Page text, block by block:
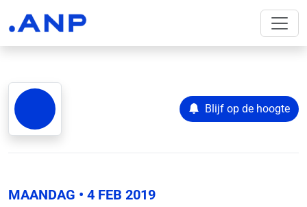
Blijf op de hoogte
MAANDAG • 4 FEB 2019